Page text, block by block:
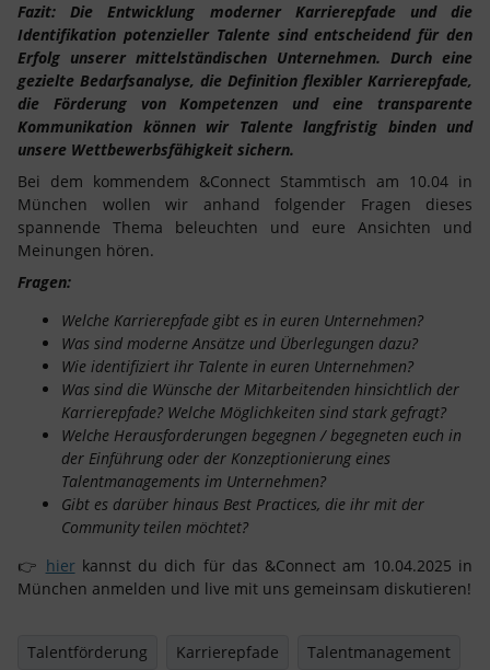
Fazit: Die Entwicklung moderner Karrierepfade und die
Identifikation potenzieller Talente sind entscheidend für den
Erfolg unserer mittelständischen Unternehmen. Durch eine
gezielte Bedarfsanalyse, die Definition flexibler Karrierepfade,
die Förderung von Kompetenzen und eine transparente
Kommunikation können wir Talente langfristig binden und
unsere Wettbewerbsfähigkeit sichern.
Bei dem kommendem &Connect Stammtisch am 10.04 in
München wollen wir anhand folgender Fragen dieses
spannende Thema beleuchten und eure Ansichten und
Meinungen hören.
Fragen:
Welche Karrierepfade gibt es in euren Unternehmen?
Was sind moderne Ansätze und Überlegungen dazu?
Wie identifiziert ihr Talente in euren Unternehmen?
Was sind die Wünsche der Mitarbeitenden hinsichtlich der
Karrierepfade? Welche Möglichkeiten sind stark gefragt?
Welche Herausforderungen begegnen / begegneten euch in
der Einführung oder der Konzeptionierung eines
Talentmanagements im Unternehmen?
Gibt es darüber hinaus Best Practices, die ihr mit der
Community teilen möchtet?
👉 hierkannst du dich für das &Connect am 10.04.2025 in
München anmelden und live mit uns gemeinsam diskutieren!
Talentförderung Karrierepfade Talentmanagement